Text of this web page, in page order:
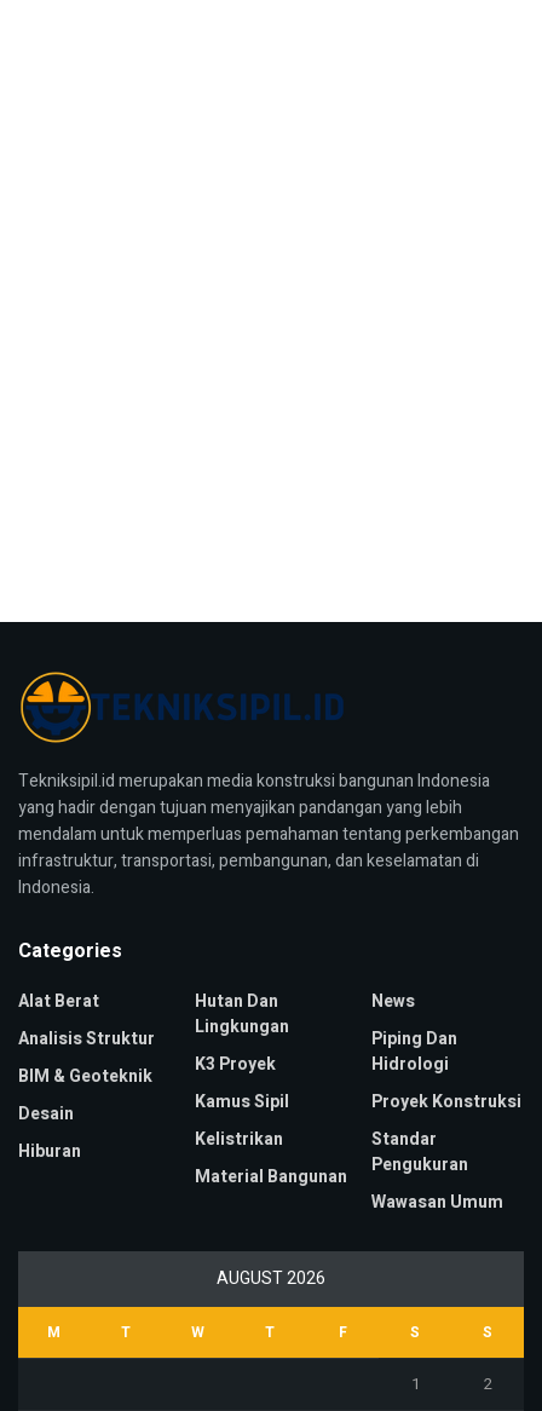
Tekniksipil.id merupakan media konstruksi bangunan Indonesia
yang hadir dengan tujuan menyajikan pandangan yang lebih
mendalam untuk memperluas pemahaman tentang perkembangan
infrastruktur, transportasi, pembangunan, dan keselamatan di
Indonesia.
Categories
Alat Berat
Analisis Struktur
BIM & Geoteknik
Desain
Hiburan
Hutan Dan
Lingkungan
K3 Proyek
Kamus Sipil
Kelistrikan
Material Bangunan
News
Piping Dan
Hidrologi
Proyek Konstruksi
Standar
Pengukuran
Wawasan Umum
AUGUST 2026
M T W T F S S
1 2